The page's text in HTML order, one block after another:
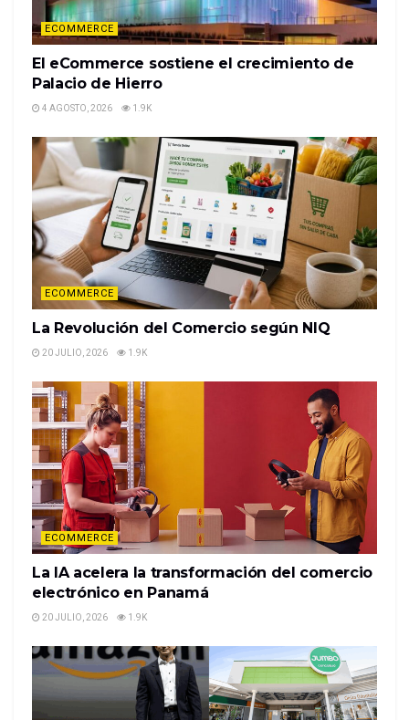
ECOMMERCE
El eCommerce sostiene el crecimiento de
Palacio de Hierro
4 AGOSTO, 2026 1.9K
ECOMMERCE
La Revolución del Comercio según NIQ
20 JULIO, 2026 1.9K
ECOMMERCE
La IA acelera la transformación del comercio
electrónico en Panamá
20 JULIO, 2026 1.9K